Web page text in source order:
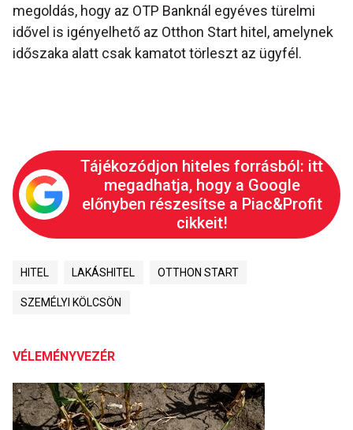
megoldás, hogy az OTP Banknál egyéves türelmi
idővel is igényelhető az Otthon Start hitel, amelynek
időszaka alatt csak kamatot törleszt az ügyfél.
Tájékozódjon hiteles forrásból: itt
megadhatja, hogy a Google
előnyben részesítse a Piac&Profit
cikkeit!
HITEL LAKÁSHITEL OTTHON START
SZEMÉLYI KÖLCSÖN
VÉLEMÉNYVEZÉR